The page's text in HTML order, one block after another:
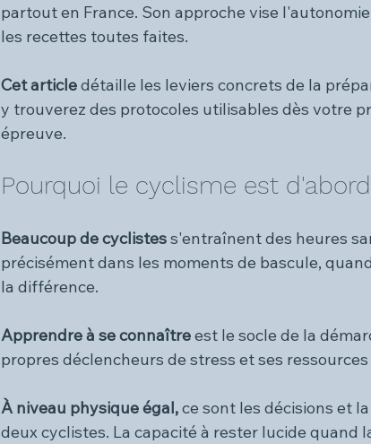
partout en France. Son approche vise
les recettes toutes faites.
Cet article détaille les leviers concrets de la
y trouverez des protocoles utilisables dès votre
épreuve.
Pourquoi le cyclisme est
Beaucoup de cyclistes s'entraînent des heures
précisément dans les moments de bascule,
la différence.
Apprendre à se connaître est le socle de la
propres déclencheurs de stress et ses
À niveau physique égal, ce sont les décisions et
deux cyclistes. La capacité à rester lucide